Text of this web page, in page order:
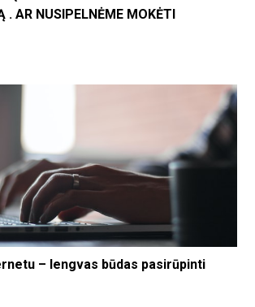
. AR NUSIPELNĖME MOKĖTI
– lengvas būdas pasirūpinti